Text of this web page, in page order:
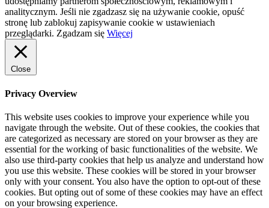
analitycznym. Jeśli nie zgadzasz się na używanie cookie, opuść
stronę lub zablokuj zapisywanie cookie w ustawieniach
przeglądarki. Zgadzam się Więcej
Close
Privacy Overview
This website uses cookies to improve your experience while you
navigate through the website. Out of these cookies, the cookies that
are categorized as necessary are stored on your browser as they are
essential for the working of basic functionalities of the website. We
also use third-party cookies that help us analyze and understand how
you use this website. These cookies will be stored in your browser
only with your consent. You also have the option to opt-out of these
cookies. But opting out of some of these cookies may have an effect
on your browsing experience.